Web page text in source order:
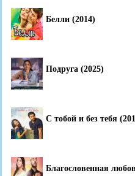
Белли (2014)
Подруга (2025)
С тобой и без тебя
Благословенная